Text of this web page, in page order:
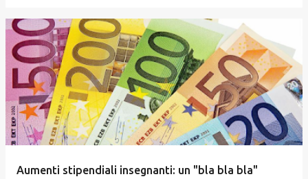
Aumenti stipendiali insegnanti: un "bla bla bla"